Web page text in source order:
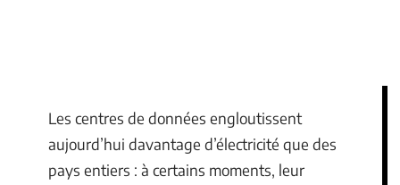
Les centres de données engloutissent
aujourd’hui davantage d’électricité que des
pays entiers : à certains moments, leur